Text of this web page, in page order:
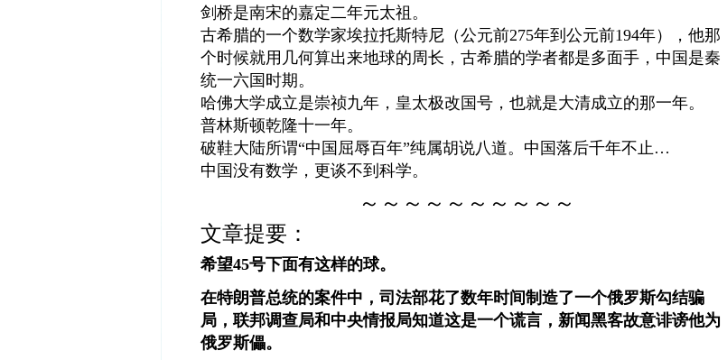
剑桥是南宋的嘉定二年元太祖。
古希腊的一个数学家埃拉托斯特尼（公元前275年到公元前194年），他那
个时候就用几何算出来地球的周长，古希腊的学者都是多面手，中国是秦
统一六国时期。
哈佛大学成立是崇祯九年，皇太极改国号，也就是大清成立的那一年。
普林斯顿乾隆十一年。
破鞋大陆所谓“中国屈辱百年”纯属胡说八道。中国落后千年不止…
中国没有数学，更谈不到科学。
～～～～～～～～～～
文章提要：
希望45号下面有这样的球。
在特朗普总统的案件中，司法部花了数年时间制造了一个俄罗斯勾结骗
局，联邦调查局和中央情报局知道这是一个谎言，新闻黑客故意诽谤他为
俄罗斯儡。